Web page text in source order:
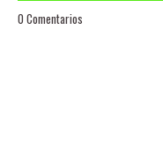
0 Comentarios